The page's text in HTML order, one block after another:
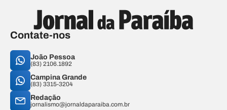
Contate-nos
João Pessoa
(83) 2106.1892
Campina Grande
(83) 3315-3204
Redação
jornalismo@jornaldaparaiba.com.br